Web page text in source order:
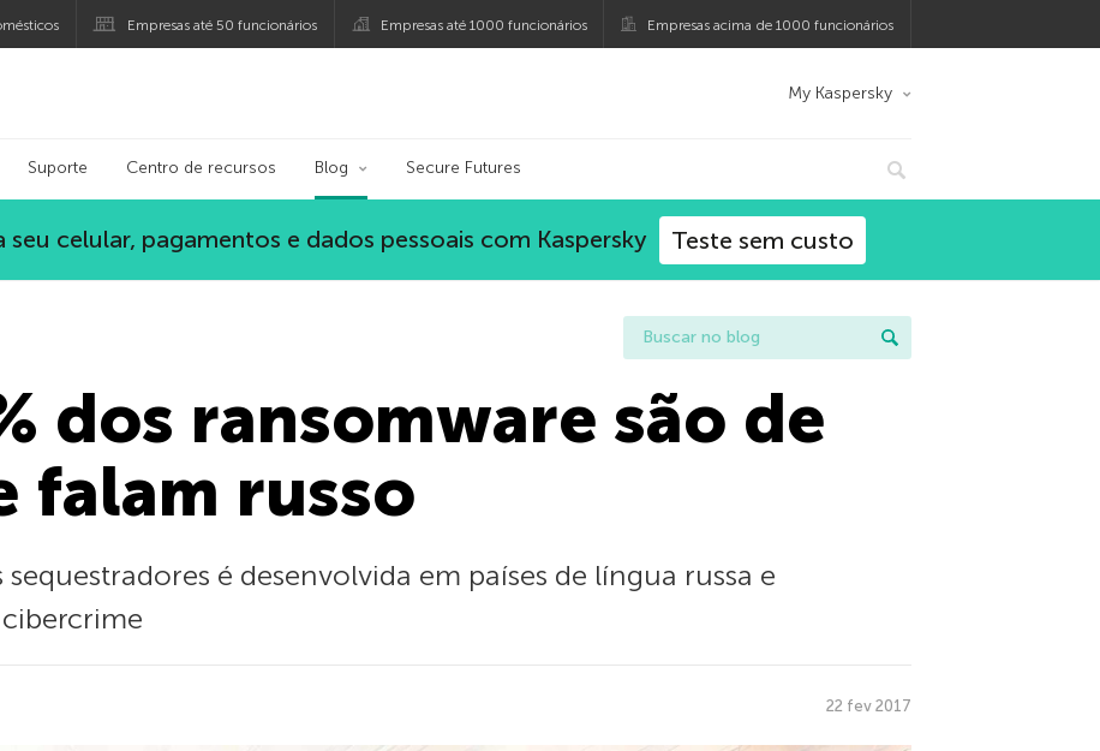
Empresas até 50 funcionários Empresas até 1000 funcionários Empresas acima de 1000 funcionários
My Kaspersky
Suporte Centro de recursos Blog Secure Futures
celular, pagamentos e dados pessoais com Kaspersky Teste sem custo
dos ransomware são de
falam russo
é desenvolvida em países de língua russa e
22 fev 2017